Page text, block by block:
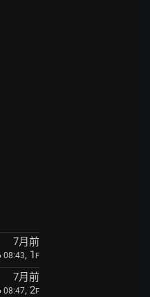
7月前
08:43, 1 F
7月前
08:47, 2F